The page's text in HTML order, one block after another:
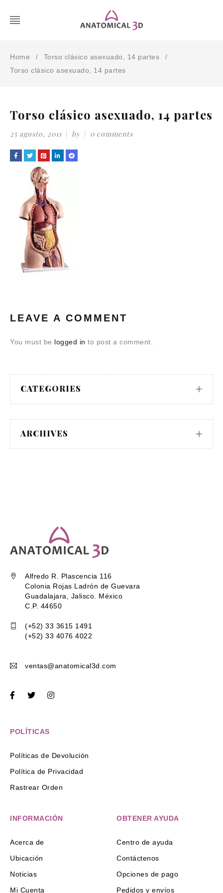
Home / Torso clásico asexuado, 14 partes /
Torso clásico asexuado, 14 partes
Torso clásico asexuado, 14 partes
25 agosto, 2011 by 0 comments
LEAVE A COMMENT
You must be logged in to post a comment.
CATEGORIES
ARCHIVES
Alfredo R. Plascencia 116
Colonia Rojas Ladrón de Guevara
Guadalajara, Jalisco. México
C.P. 44650
(+52) 33 3615 1491
(+52) 33 4076 4022
ventas@anatomical3d.com
POLÍTICAS
Políticas de Devolución
Política de Privacidad
Rastrear Orden
INFORMACIÓN
Acerca de
Ubicación
Noticias
Mi Cuenta
OBTENER AYUDA
Centro de ayuda
Contáctenos
Opciones de pago
Pedidos y envíos